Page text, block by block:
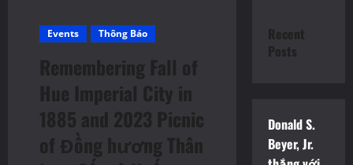
Events Thông Báo
Remembering Fall of
Hue Imperial City in
1885 and 2023 Picnic
of Đồng hương Thân
Recent
Posts
Donald S.
Beyer, Jr.